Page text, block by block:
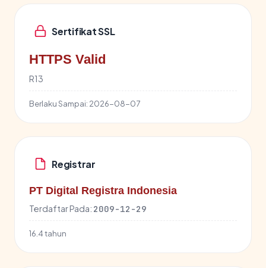
Sertifikat SSL
HTTPS Valid
R13
Berlaku Sampai: 2026-08-07
Registrar
PT Digital Registra Indonesia
Terdaftar Pada: 2009-12-29
16.4 tahun